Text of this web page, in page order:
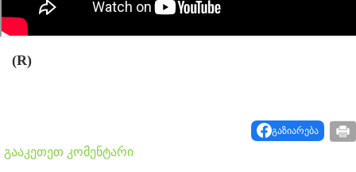
(R)
გაზიარება
გააკეთეთ კომენტარი